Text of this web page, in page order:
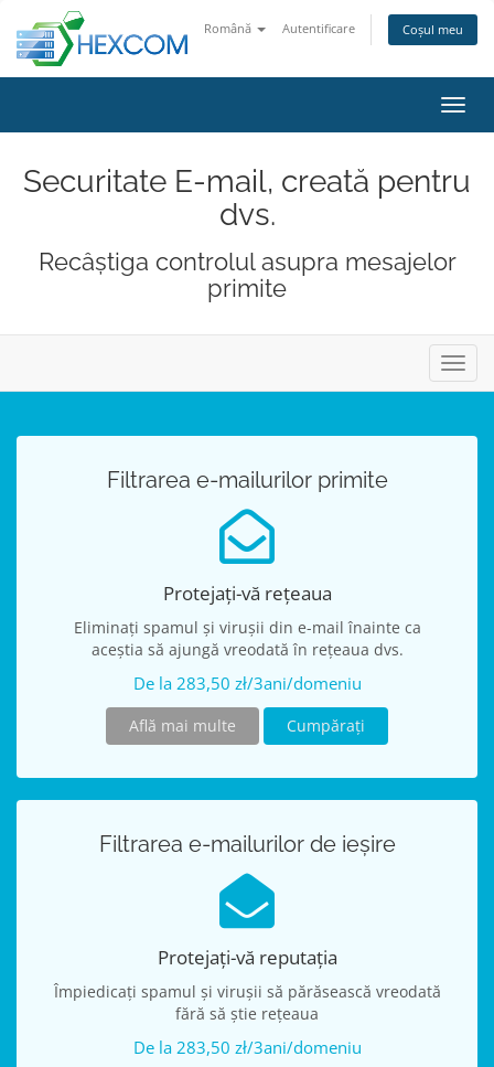
Română Autentificare Coșul meu
Securitate E-mail, creată pentru
dvs.
Recâștiga controlul asupra mesajelor
primite
Filtrarea e-mailurilor primite
Protejați-vă rețeaua
Eliminați spamul și virușii din e-mail înainte ca
aceștia să ajungă vreodată în rețeaua dvs.
De la 283,50 zł/3ani/domeniu
Află mai multe Cumpărați
Filtrarea e-mailurilor de ieșire
Protejați-vă reputația
Împiedicați spamul și virușii să părăsească vreodată
fără să știe rețeaua
De la 283,50 zł/3ani/domeniu